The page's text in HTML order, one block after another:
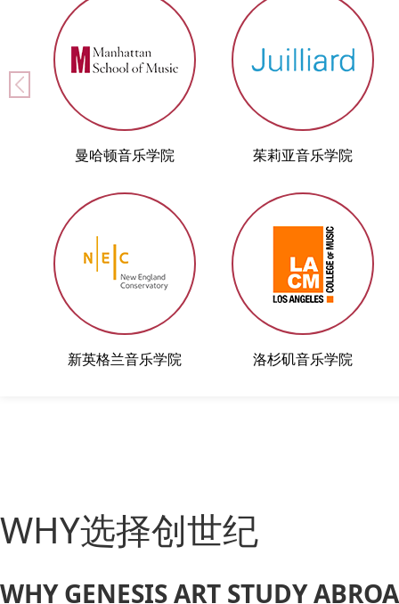
曼哈顿音乐学院 茱莉亚音乐学院
新英格兰音乐学院 洛杉矶音乐学院
WHY选择创世纪
WHY GENESIS ART STUDY